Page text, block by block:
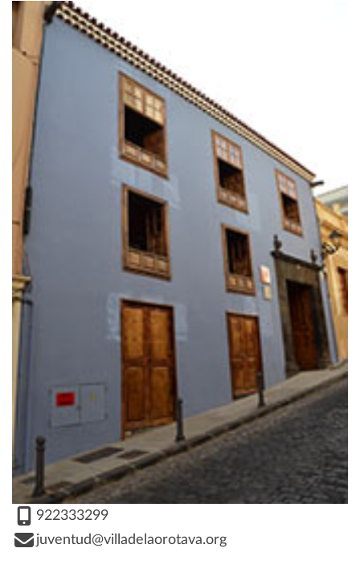
922333299
juventud@villadelaorotava.org